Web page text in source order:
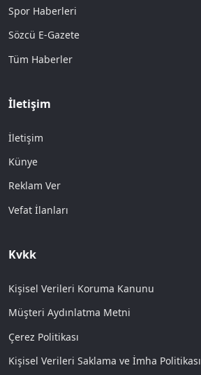
Spor Haberleri
Sözcü E-Gazete
Tüm Haberler
İletişim
İletişim
Künye
Reklam Ver
Vefat İlanları
Kvkk
Kişisel Verileri Koruma Kanunu
Müşteri Aydınlatma Metni
Çerez Politikası
Kişisel Verileri Saklama ve İmha Politikası